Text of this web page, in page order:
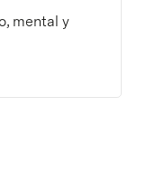
mental y